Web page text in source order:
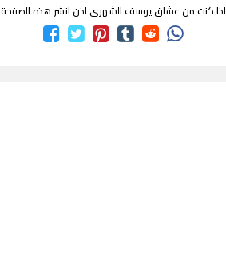
اذا كنت من عشاق يوسف الشهري اذن انشر هذه الصفحة